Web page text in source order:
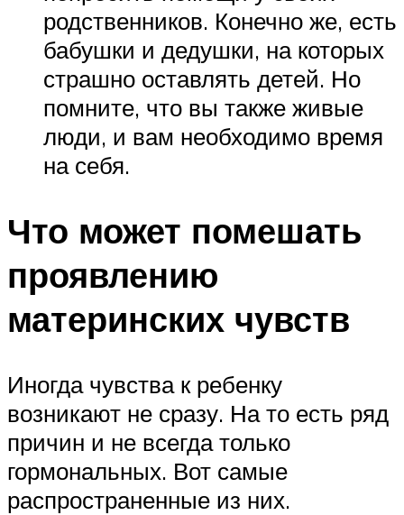
родственников. Конечно же, есть
бабушки и дедушки, на которых
страшно оставлять детей. Но
помните, что вы также живые
люди, и вам необходимо время
на себя.
Что может помешать
проявлению
материнских чувств
Иногда чувства к ребенку
возникают не сразу. На то есть ряд
причин и не всегда только
гормональных. Вот самые
распространенные из них.